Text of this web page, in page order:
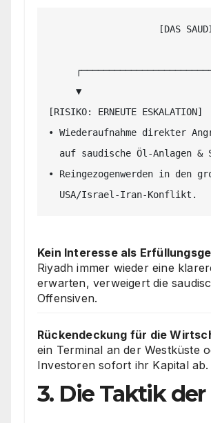
[RISIKO: ERNEUTE
• Wiederaufnahme direkter
• Reingezogenwerden in den
Kein Interesse als
Riyadh immer wieder eine
erwarten, verweigert die
Offensiven.
Rückendeckung für die
ein Terminal an der Westküste
Investoren sofort ihr Kapital ab.
3. Die Taktik